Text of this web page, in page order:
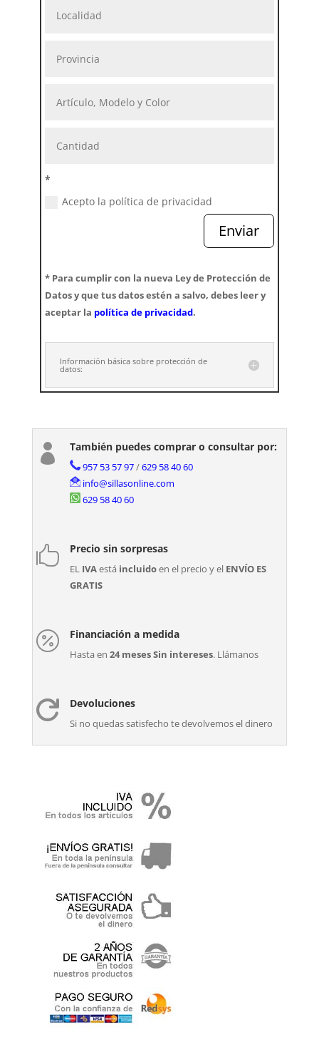
*
Acepto la política de privacidad
Enviar
* Para cumplir con la nueva Ley de Protección de
Datos y que tus datos estén a salvo, debes leer y
aceptar la política de privacidad.
Información básica sobre protección de
datos:
 También puedes comprar o consultar por:
957 53 57 97/629 58 40 60
info@sillasonline.com
629 58 40 60
 Precio sin sorpresas
EL IVAestá incluidoen el precio y el ENVÍO ES
GRATIS
 Financiación a medida
Hasta en 24 meses Sin intereses. Llámanos
 Devoluciones
Si no quedas satisfecho te devolvemos el dinero